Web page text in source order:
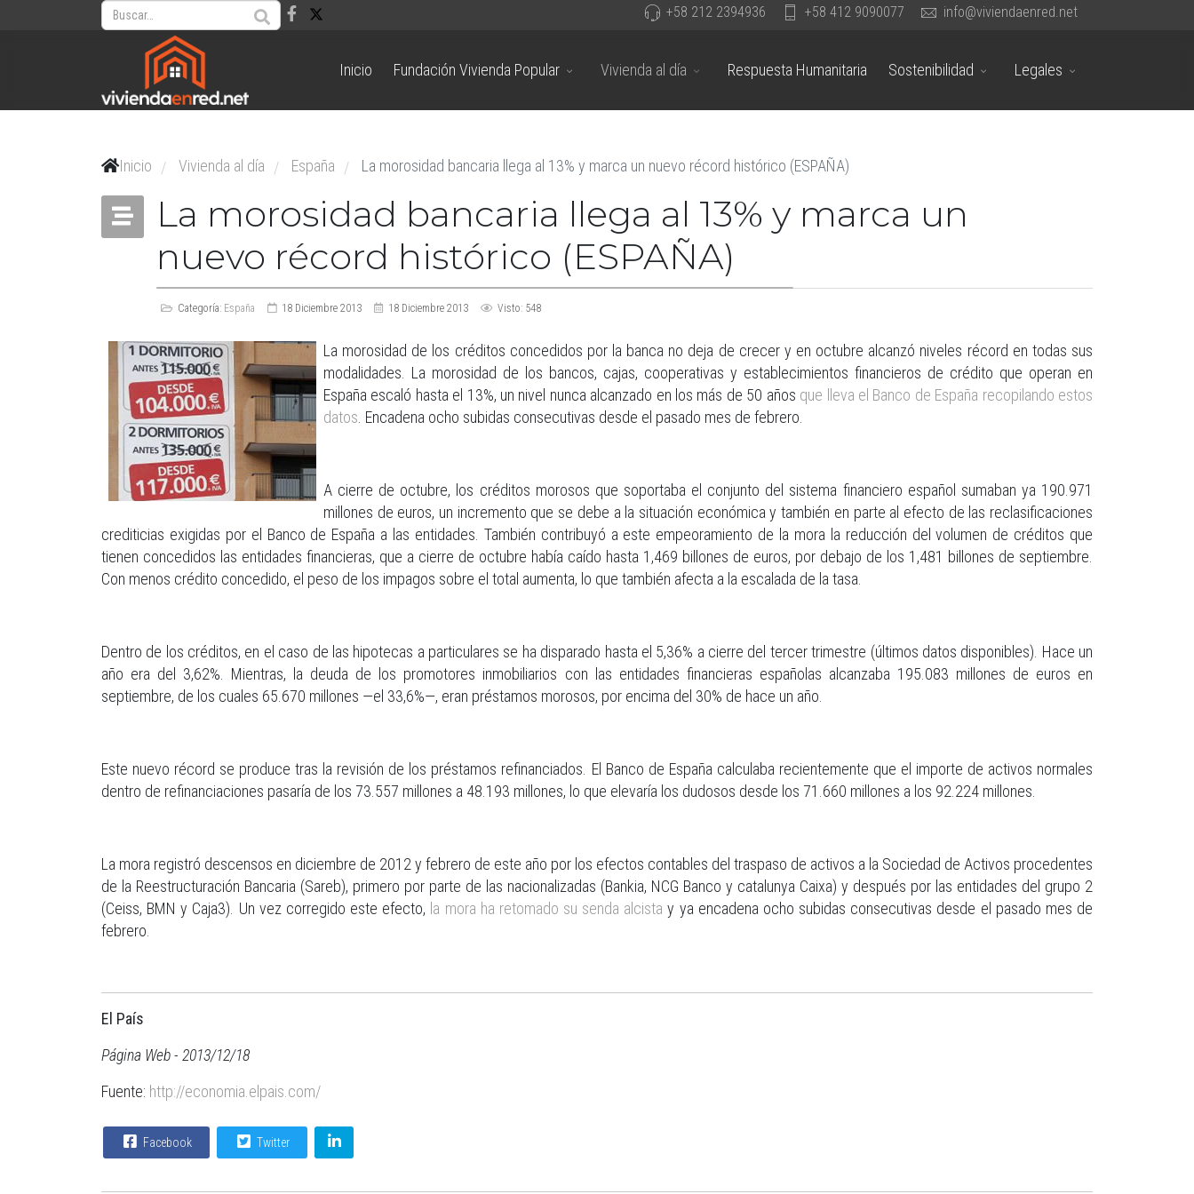
+58 212 2394936 +58 412 9090077 info@viviendaenred.net
Inicio Fundación Vivienda Popular Vivienda al día Respuesta Humanitaria Sostenibilidad Legales
Inicio / Vivienda al día / España / La morosidad bancaria llega al 13% y marca un nuevo récord histórico (ESPAÑA)
La morosidad bancaria llega al 13% y marca un
nuevo récord histórico (ESPAÑA)
Categoría: España 18 Diciembre 2013 18 Diciembre 2013 Visto: 548
La morosidad de los créditos concedidos por la banca no deja de crecer y en octubre alcanzó niveles récord en todas sus
modalidades. La morosidad de los bancos, cajas, cooperativas y establecimientos financieros de crédito que operan en
España escaló hasta el 13%, un nivel nunca alcanzado en los más de 50 años que lleva el Banco de España recopilando estos
datos . Encadena ocho subidas consecutivas desde el pasado mes de febrero.
A cierre de octubre, los créditos morosos que soportaba el conjunto del sistema financiero español sumaban ya 190.971
millones de euros, un incremento que se debe a la situación económica y también en parte al efecto de las reclasificaciones
crediticias exigidas por el Banco de España a las entidades. También contribuyó a este empeoramiento de la mora la reducción del volumen de créditos que
tienen concedidos las entidades financieras, que a cierre de octubre había caído hasta 1,469 billones de euros, por debajo de los 1,481 billones de septiembre.
Con menos crédito concedido, el peso de los impagos sobre el total aumenta, lo que también afecta a la escalada de la tasa.
Dentro de los créditos, en el caso de las hipotecas a particulares se ha disparado hasta el 5,36% a cierre del tercer trimestre (últimos datos disponibles). Hace un
año era del 3,62%. Mientras, la deuda de los promotores inmobiliarios con las entidades financieras españolas alcanzaba 195.083 millones de euros en
septiembre, de los cuales 65.670 millones —el 33,6%—, eran préstamos morosos, por encima del 30% de hace un año.
Este nuevo récord se produce tras la revisión de los préstamos refinanciados. El Banco de España calculaba recientemente que el importe de activos normales
dentro de refinanciaciones pasaría de los 73.557 millones a 48.193 millones, lo que elevaría los dudosos desde los 71.660 millones a los 92.224 millones.
La mora registró descensos en diciembre de 2012 y febrero de este año por los efectos contables del traspaso de activos a la Sociedad de Activos procedentes
de la Reestructuración Bancaria (Sareb), primero por parte de las nacionalizadas (Bankia, NCG Banco y catalunya Caixa) y después por las entidades del grupo 2
(Ceiss, BMN y Caja3). Un vez corregido este efecto, la mora ha retomado su senda alcista y ya encadena ocho subidas consecutivas desde el pasado mes de
febrero.
El País
Página Web - 2013/12/18
Fuente: http://economia.elpais.com/
Facebook Twitter